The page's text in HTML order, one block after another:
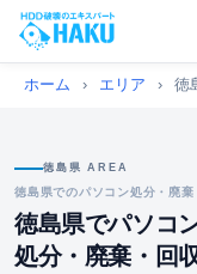
ホーム › エリア › 徳
徳島県 AREA
徳島県でのパソコン処分・廃棄
徳島県でパソコ
処分・廃棄・回